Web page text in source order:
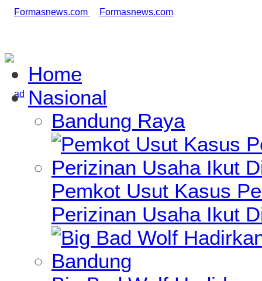
Home
Nasional
Bandung Raya
Pemkot Usut Kasus
Perizinan Usaha Ikut